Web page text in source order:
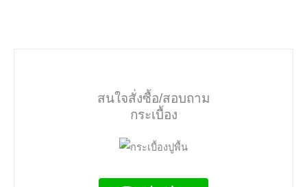
สนใจสั่งซื้อ/สอบถาม
กระเบื้อง